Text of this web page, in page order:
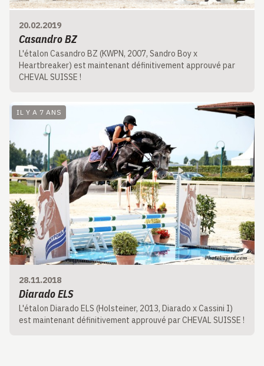
20.02.2019
Casandro BZ
L'étalon Casandro BZ (KWPN, 2007, Sandro Boy x
Heartbreaker) est maintenant définitivement approuvé par
CHEVAL SUISSE !
IL Y A 7 ANS
28.11.2018
Diarado ELS
L'étalon Diarado ELS (Holsteiner, 2013, Diarado x Cassini I)
est maintenant définitivement approuvé par CHEVAL SUISSE !